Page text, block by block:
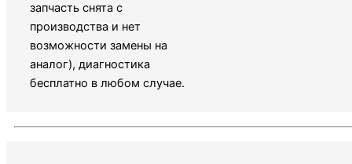
запчасть снята с
производства и нет
возможности замены на
аналог), диагностика
бесплатно в любом случае.